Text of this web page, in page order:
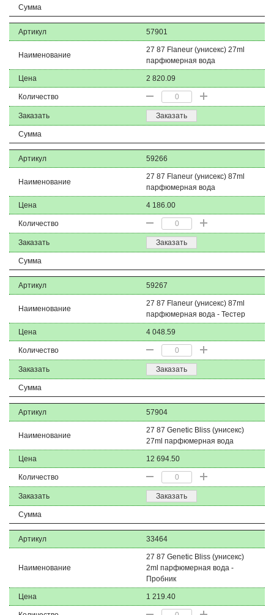
Сумма
Артикул 57901
Наименование
27 87 Flaneur (унисекс) 27ml
парфюмерная вода
Цена 2 820.09
Количество
Заказать Заказать
Сумма
Артикул 59266
Наименование
27 87 Flaneur (унисекс) 87ml
парфюмерная вода
Цена 4 186.00
Количество
Заказать Заказать
Сумма
Артикул 59267
Наименование
27 87 Flaneur (унисекс) 87ml
парфюмерная вода - Тестер
Цена 4 048.59
Количество
Заказать Заказать
Сумма
Артикул 57904
Наименование
27 87 Genetic Bliss (унисекс)
27ml парфюмерная вода
Цена 12 694.50
Количество
Заказать Заказать
Сумма
Артикул 33464
Наименование
27 87 Genetic Bliss (унисекс)
2ml парфюмерная вода -
Пробник
Цена 1 219.40